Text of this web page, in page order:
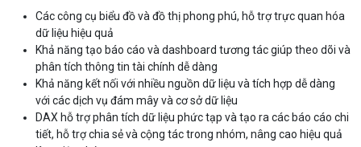
Các công cụ biểu đồ và đồ thị phong phú, hỗ trợ trực quan hóa
dữ liệu hiệu quả
Khả năng tạo báo cáo và dashboard tương tác giúp theo dõi và
phân tích thông tin tài chính dễ dàng
Khả năng kết nối với nhiều nguồn dữ liệu và tích hợp dễ dàng
với các dịch vụ đám mây và cơ sở dữ liệu
DAX hỗ trợ phân tích dữ liệu phức tạp và tạo ra các báo cáo chi
tiết, hỗ trợ chia sẻ và cộng tác trong nhóm, nâng cao hiệu quả